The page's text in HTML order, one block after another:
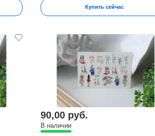
Купить сейчас
90,00 руб.
В наличии